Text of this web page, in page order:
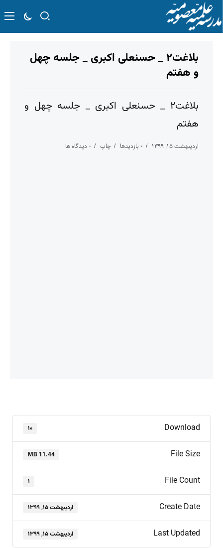
بلاغت۲ _ حسنعلی اکبری _ جلسه چهل
و هفتم
بلاغت۲ _ حسنعلی اکبری _ جلسه چهل و
هفتم
اردیبهشت ۱۵, ۱۳۹۹ ۰ بازدیدها چاپ ۰ دیدگاه ها
Download ۱۰
File Size
11.44 MB
File Count ۱
Create Date اردیبهشت ۱۵, ۱۳۹۹
Last Updated اردیبهشت ۱۵, ۱۳۹۹